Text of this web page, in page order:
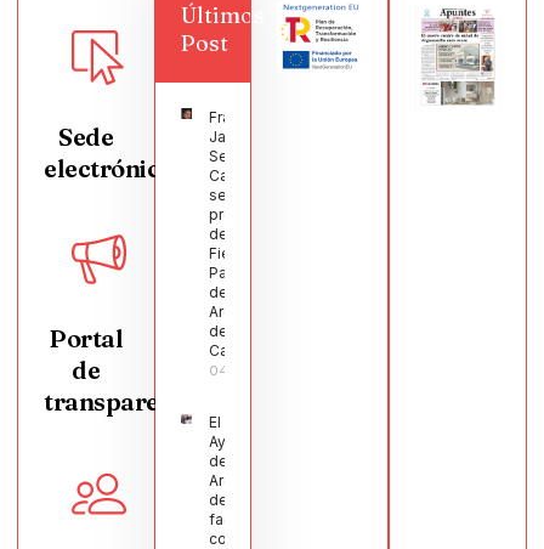
Sede
electrónica
Portal
de
transparencia
Últimos
Post
Francisco
Javier
Segura
Castellanos
será el
pregonero
de las
Fiestas
Patronales
de
Argamasilla
de
Calatrava
04/08/2026
El
Ayuntamiento
de
Argamasilla
de Calatrava
facilita la
conciliación